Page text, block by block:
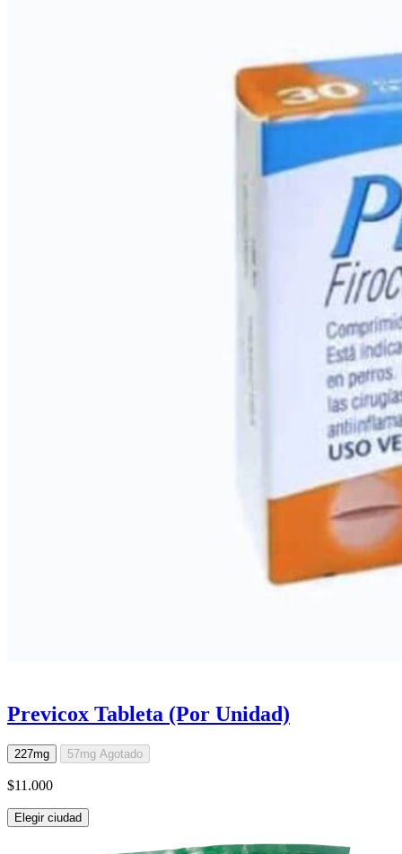
Previcox Tableta (Por Unidad)
227mg 57mg Agotado
$11.000
Elegir ciudad